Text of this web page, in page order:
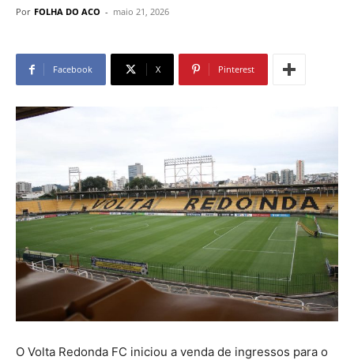
Por FOLHA DO ACO - maio 21, 2026
Facebook X Pinterest
O Volta Redonda FC iniciou a venda de ingressos para o